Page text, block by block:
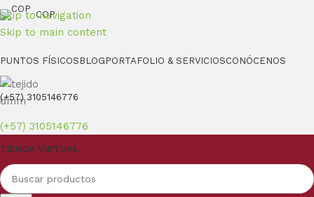
Skip to navigation
Skip to main content
COP
PUNTOS FÍSICOS BLOG PORTAFOLIO & SERVICIOSCONÓCENOS
(+57) 3105146776
(+57) 3105146776
TIENDA VIRTUAL